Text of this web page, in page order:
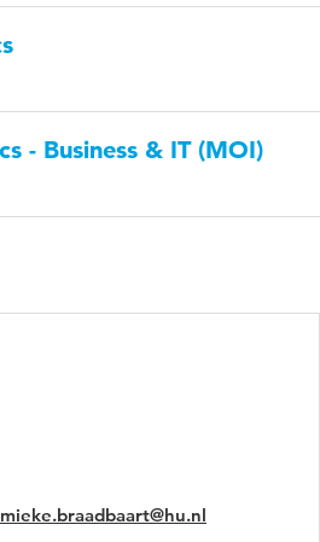
- Business & IT (MOI)
mieke.braadbaart@hu.nl